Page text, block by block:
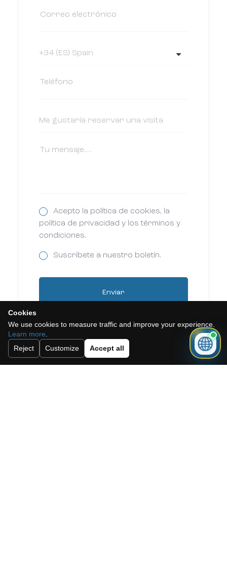
Acepto la política de cookies, la
política de privacidad y los términos y
condiciones.
Suscríbete a nuestro boletín.
Enviar
Cookies
We use cookies to measure traffic and improve your experience.
Learn more
Reject
Customize Accept all